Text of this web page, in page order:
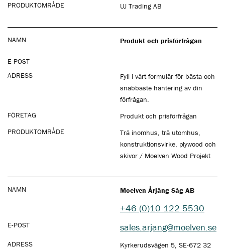
PRODUKTOMRÅDE
UJ Trading AB
NAMN Produkt och prisförfrågan
E-POST
ADRESS
Fyll i vårt formulär för bästa och
snabbaste hantering av din
förfrågan.
FÖRETAG
Produkt och prisförfrågan
PRODUKTOMRÅDE
Trä inomhus, trä utomhus,
konstruktionsvirke, plywood och
skivor / Moelven Wood Projekt
NAMN Moelven Årjäng Såg AB
+46 (0)10 122 5530
E-POST sales.arjang@moelven.se
ADRESS
Kyrkerudsvägen 5, SE-672 32